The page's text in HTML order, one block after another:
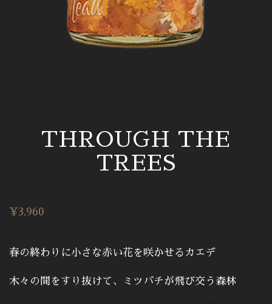
THROUGH THE
TREES
¥ 3,960
春の終わりに小さな赤い花を咲かせるカエデ
木々の間をすり抜けて、ミツバチが飛び交う森林